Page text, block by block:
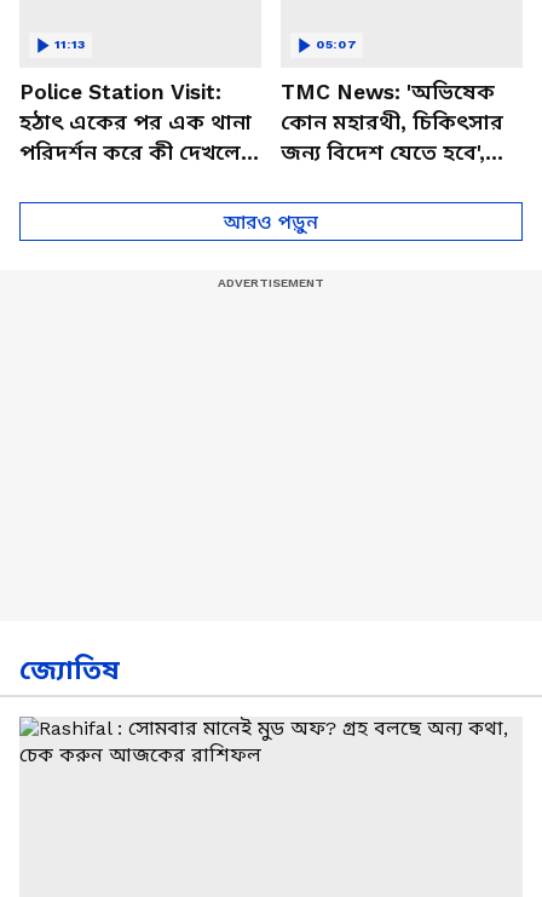
Police Station Visit:
হঠাৎ একের পর এক থানা
পরিদর্শন করে কী দেখলেন
11:13
TMC News: 'অভিষেক
কোন মহারথী, চিকিৎসার
জন্য বিদেশ যেতে হবে',
05:07
আরও পড়ুন
জ্যোতিষ